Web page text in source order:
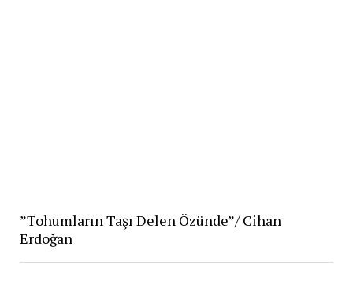
”Tohumların Taşı Delen Özünde”/ Cihan
Erdoğan